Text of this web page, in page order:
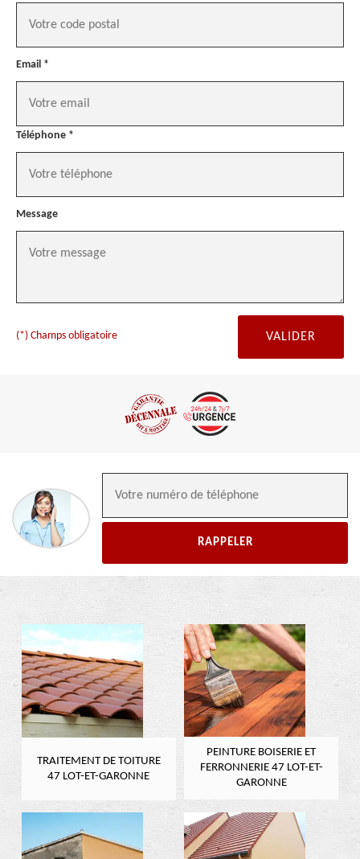
Email *
Téléphone *
Message
(*) Champs obligatoire
TRAITEMENT DE TOITURE
47 LOT-ET-GARONNE
PEINTURE BOISERIE ET
FERRONNERIE 47 LOT-ET-
GARONNE